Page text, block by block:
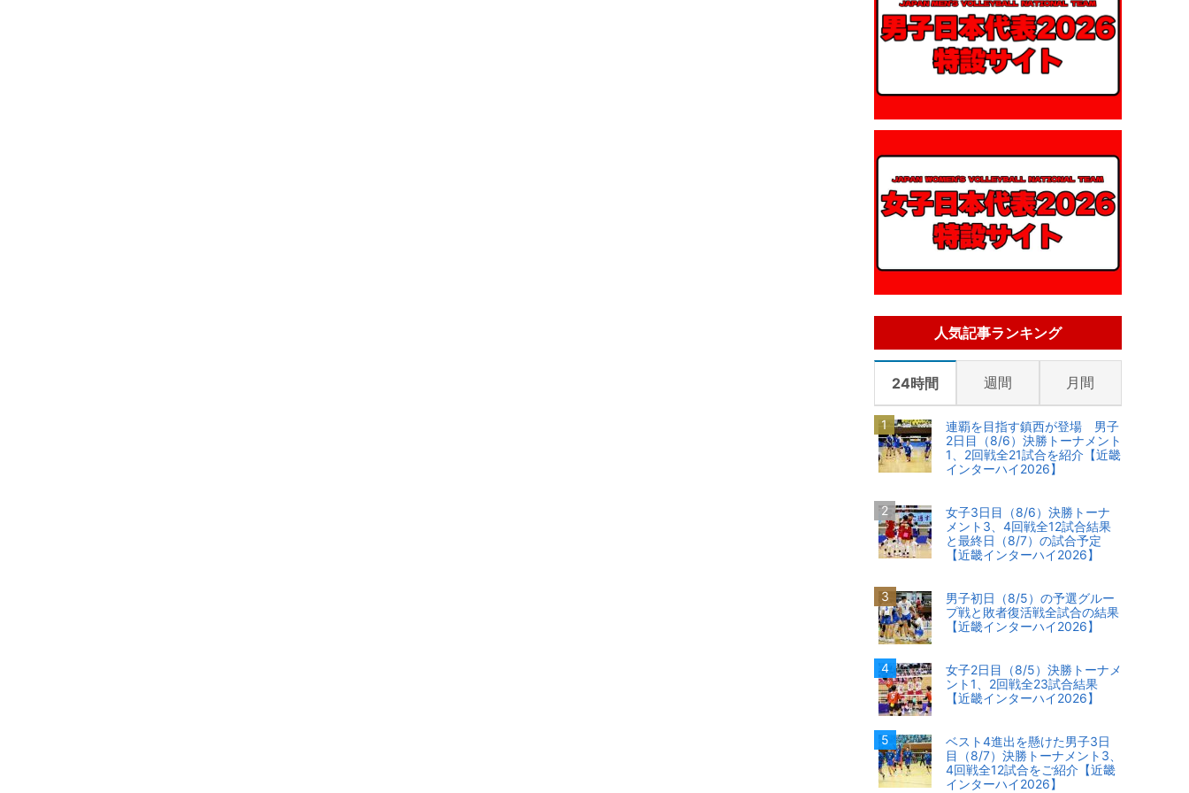
人気記事ランキング
24時間 週間 月間
連覇を目指す鎮西が登場 男子
2日目（8/6）決勝トーナメント
1、2回戦全21試合を紹介【近畿
インターハイ2026】
女子3日目（8/6）決勝トーナ
メント3、4回戦全12試合結果
と最終日（8/7）の試合予定
【近畿インターハイ2026】
男子初日（8/5）の予選グルー
プ戦と敗者復活戦全試合の結果
【近畿インターハイ2026】
女子2日目（8/5）決勝トーナメ
ント1、2回戦全23試合結果
【近畿インターハイ2026】
ベスト4進出を懸けた男子3日
目（8/7）決勝トーナメント3、
4回戦全12試合をご紹介【近畿
インターハイ2026】